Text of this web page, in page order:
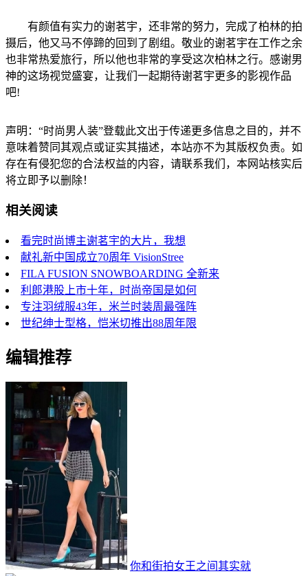
有颜值有实力的谢茗宇，还非常的努力，完成了柏林的拍
摄后，他又马不停蹄的回到了剧组。敬业的谢茗宇在工作之余
也非常热爱旅行，所以他也非常的享受这次柏林之行。感谢男
神的这场视觉盛宴，让我们一起期待谢茗宇更多的影视作品
吧!
声明：“时尚男人装”登载此文出于传递更多信息之目的，并不
意味着赞同其观点或证实其描述，本站亦不为其版权负责。如
存在有侵犯您的合法权益的内容，请联系我们，本网站核实后
将立即予以删除！
相关阅读
看完时尚博主谢茗宇的大片，我想
献礼新中国成立70周年 VisionStree
FILA FUSION SNOWBOARDING 全新来
利郎港股上市十年，时尚帝国是如何
专注羽绒服43年，米兰时装周最强阵
世纪绅士型格，恺米切推出88周年限
编辑推荐
你和街拍女王之间其实就